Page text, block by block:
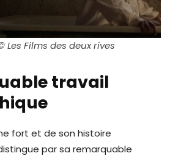
Films des deux rives
travail
fort et de son histoire
par sa remarquable